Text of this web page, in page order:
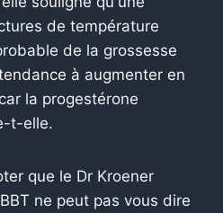
de température
de la grossesse
à augmenter en
la progestérone
t-elle.
que le Dr Kroener
ne peut pas vous dire